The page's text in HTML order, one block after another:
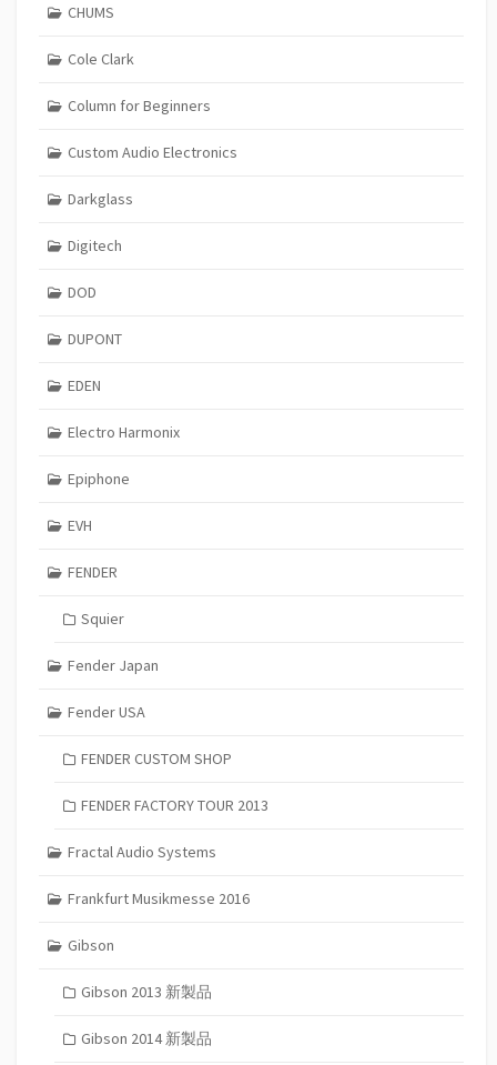
CHUMS
Cole Clark
Column for Beginners
Custom Audio Electronics
Darkglass
Digitech
DOD
DUPONT
EDEN
Electro Harmonix
Epiphone
EVH
FENDER
Squier
Fender Japan
Fender USA
FENDER CUSTOM SHOP
FENDER FACTORY TOUR 2013
Fractal Audio Systems
Frankfurt Musikmesse 2016
Gibson
Gibson 2013 新製品
Gibson 2014 新製品